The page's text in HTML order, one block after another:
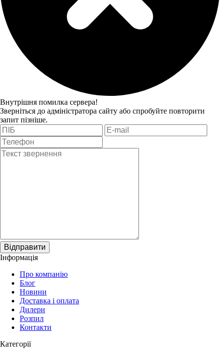
Внутрішня помилка сервера!
Зверніться до адміністратора сайту або спробуйте повторити
запит пізніше.
Відправити
Інформація
Про компанію
Блог
Новини
Доставка і оплата
Дилери
Розпил
Контакти
Категорії